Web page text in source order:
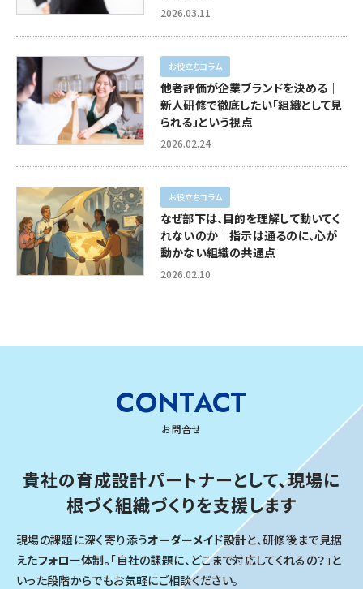
2026.03.11
お役立ちコラム
他者評価が企業ブランドを決める｜
新人研修で徹底したい「組織として見
られる」という視点
2026.02.24
お役立ちコラム
なぜ部下は、目的を理解して動いてく
れないのか｜指示は通るのに、心が
動かない組織の共通点
2026.02.10
CONTACT
お問合せ
貴社の育成設計パートナーとして、現場に
根づく組織づくりを支援します
現場の課題に深く寄り添うオーダーメイド設計と、研修後まで見据
えたフォロー体制。 「自社の課題に、どこまで対応してくれるの？」と
いった段階からでもお気軽にご相談ください。